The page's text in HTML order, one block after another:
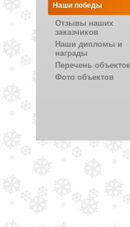
Наши победы
Отзывы наших
заказчиков
Наши дипломы и
награды
Перечень
Фото объектов